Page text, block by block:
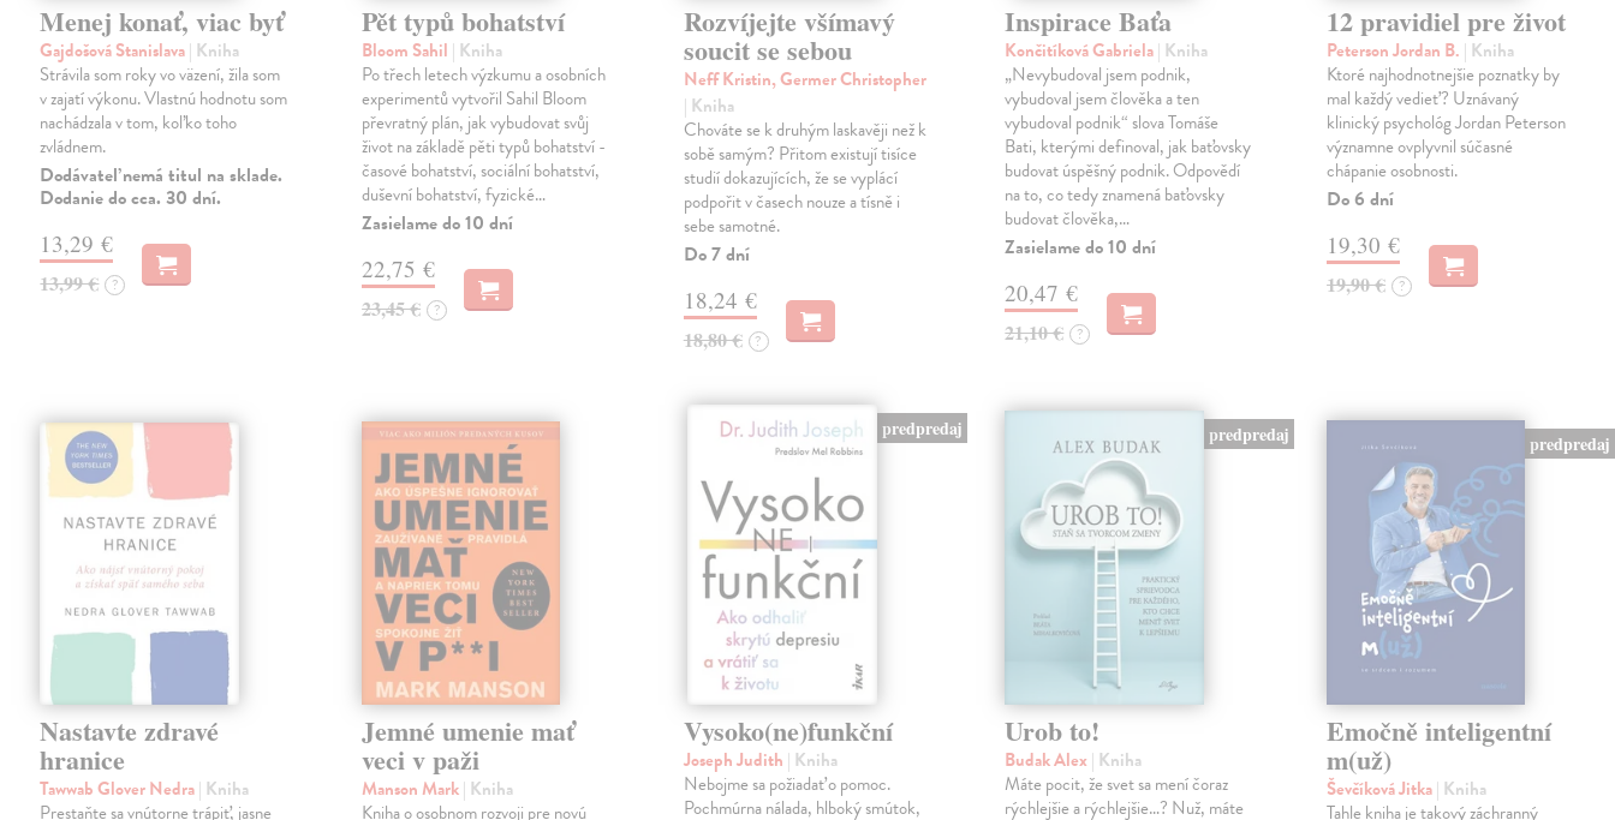
Menej konať, viac byť
Gajdošová Stanislava| Kniha
Strávila som roky vo väzení, žila som
v zajatí výkonu. Vlastnú hodnotu som
nachádzala v tom, koľko toho
zvládnem.
Dodávateľ nemá titul na sklade.
Dodanie do cca. 30 dní.
13,29 €
13,99 € ?
Pět typů bohatství
Bloom Sahil | Kniha
Po třech letech výzkumu a osobních
experimentů vytvořil Sahil Bloom
převratný plán, jak vybudovat svůj
život na základě pěti typů bohatství -
časové bohatství, sociální bohatství,
duševní bohatství, fyzické…
Zasielame do 10 dní
22,75 €
23,45 € ?
Rozvíjejte všímavý
soucit se sebou
Neff Kristin, Germer Christopher
| Kniha
Chováte se k druhým laskavěji než k
sobě samým? Přitom existují tisíce
studií dokazujících, že se vyplácí
podpořit v časech nouze a tísně i
sebe samotné.
Do 7 dní
18,24 €
18,80 € ?
Inspirace Baťa
Končitíková Gabriela| Kniha
„Nevybudoval jsem podnik,
vybudoval jsem člověka a ten
vybudoval podnik“ slova Tomáše
Bati, kterými definoval, jak baťovsky
budovat úspěšný podnik. Odpovědí
na to, co tedy znamená baťovsky
budovat člověka,…
Zasielame do 10 dní
20,47 €
21,10 € ?
12 pravidiel pre život
Peterson Jordan B. | Kniha
Ktoré najhodnotnejšie poznatky by
mal každý vedieť? Uznávaný
klinický psychológ Jordan Peterson
významne ovplyvnil súčasné
chápanie osobnosti.
Do 6 dní
19,30 €
19,90 € ?
Nastavte zdravé
hranice
Tawwab Glover Nedra| Kniha
Prestaňte sa vnútorne trápiť, jasne
Jemné umenie mať
veci v paži
Manson Mark| Kniha
Kniha o osobnom rozvoji pre novú
predpredaj
Vysoko(ne)funkční
Joseph Judith | Kniha
Nebojme sa požiadať o pomoc.
Pochmúrna nálada, hlboký smútok,
predpredaj
Urob to!
Budak Alex | Kniha
Máte pocit, že svet sa mení čoraz
rýchlejšie a rýchlejšie…? Nuž, máte
predpredaj
Emočně inteligentní
m(už)
Ševčíková Jitka| Kniha
Tahle kniha je takový záchranný